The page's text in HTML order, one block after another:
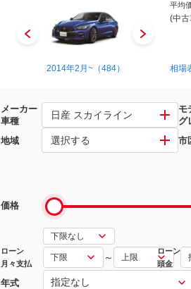
2014年2月~（484）
平均
(中
相場
メーカー
車種
日産 スカイライン
モ
グ
地域 選択する 市
価格
ローン
月々支払
～
ローン
頭金
年式